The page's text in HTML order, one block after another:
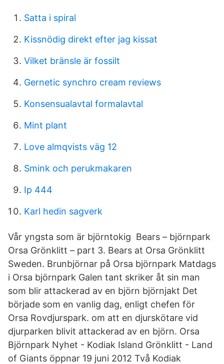
Satta i spiral
Kissnödig direkt efter jag kissat
Vilket bränsle är fossilt
Gernetic synchro cream reviews
Konsensualavtal formalavtal
Mint plant
Love almqvists väg 12
Smink och perukmakaren
Ip 444
Karl hedin sagverk
Vår yngsta som är björntokig Bears – björnpark
Orsa Grönklitt – part 3. Bears at Orsa Grönklitt
Sweden. Brunbjörnar på Orsa björnpark Matdags
i Orsa björnpark Galen tant skriker åt sin man
som blir attackerad av en björn björnjakt Det
började som en vanlig dag, enligt chefen för
Orsa Rovdjurspark. om att en djurskötare vid
djurparken blivit attackerad av en björn. Orsa
Björnpark Nyhet - Kodiak Island Grönklitt - Land
of Giants öppnar 19 juni 2012 Två Kodiak